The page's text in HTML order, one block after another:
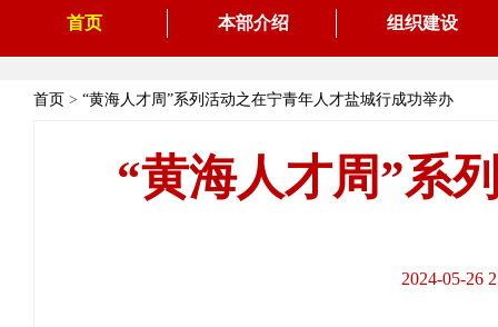
首页 本部介绍 组织建设
首页 > “黄海人才周”系列活动之在宁青年人才盐城行成功举办
“黄海人才周”系
2024-05-